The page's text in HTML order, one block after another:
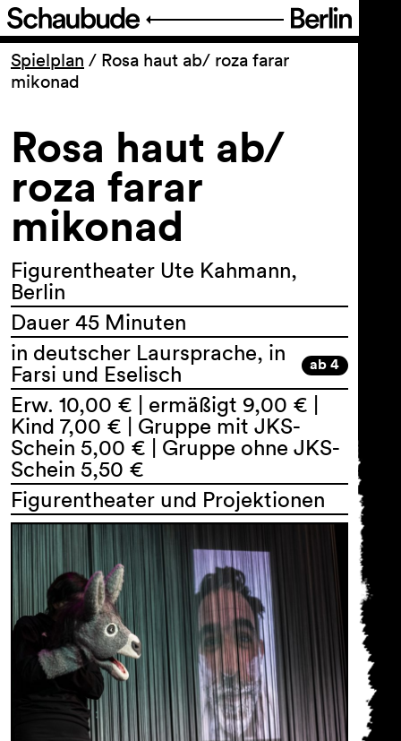
Programm
Ticket
Barrierefreiheit
Über uns
Spielplan / Rosa haut ab/ roza farar
mikonad
Rosa haut ab/
roza farar
mikonad
Figurentheater Ute Kahmann,
Berlin
Dauer 45 Minuten
in deutscher Laursprache, in
Farsi und Eselisch
ab 4
Erw. 10,00 € | ermäßigt 9,00 € |
Kind 7,00 € | Gruppe mit JKS-
Schein 5,00 € | Gruppe ohne JKS-
Schein 5,50 €
Figurentheater und Projektionen